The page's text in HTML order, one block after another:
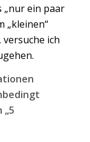
„nur ein paar
„kleinen“
versuche ich